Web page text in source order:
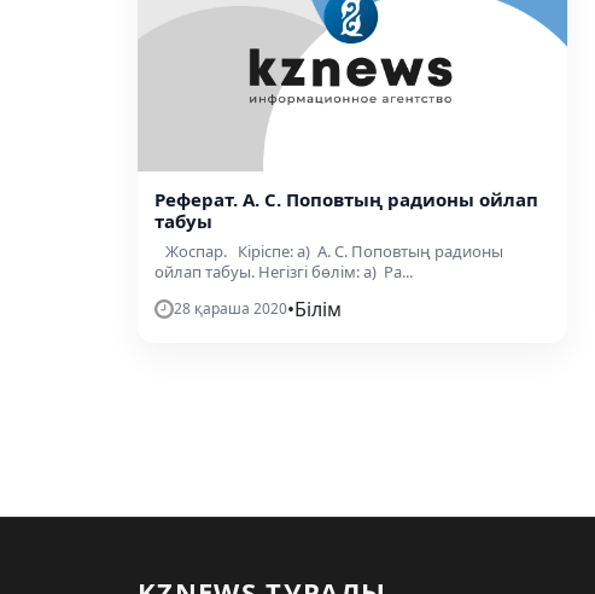
Реферат. А. С. Поповтың радионы ойлап
табуы
Жоспар. Кіріспе: а) А. С. Поповтың радионы
ойлап табуы. Негізгі бөлім: а) Ра...
28 қараша 2020•Білім